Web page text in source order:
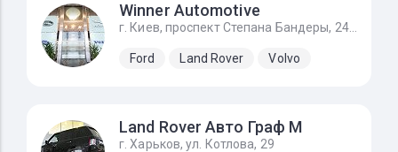
Winner Automotive
г. Киев, проспект Степана Бандеры, 24Д
Ford Land Rover Volvo
Land Rover Авто Граф М
г. Харьков, ул. Котлова, 29